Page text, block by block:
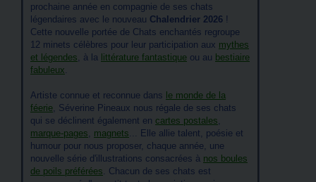
prochaine année en compagnie de ses chats
légendaires avec le nouveau Chalendrier 2026 !
Cette nouvelle portée de Chats enchantés regroupe
12 minets célèbres pour leur participation aux mythes
et légendes, à la littérature fantastique ou au bestiaire
fabuleux.
Artiste connue et reconnue dans le monde de la
féerie, Séverine Pineaux nous régale de ses chats
qui se déclinent également en cartes postales,
marque-pages, magnets... Elle allie talent, poésie et
humour pour nous proposer, chaque année, une
nouvelle série d'illustrations consacrées à nos boules
de poils préférées. Chacun de ses chats est